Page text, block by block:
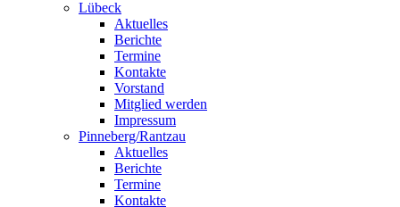
Lübeck
Aktuelles
Berichte
Termine
Kontakte
Vorstand
Mitglied werden
Impressum
Pinneberg/Rantzau
Aktuelles
Berichte
Termine
Kontakte